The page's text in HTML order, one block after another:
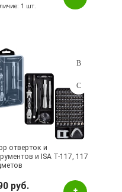
1 шт.
отверток и
и ISA T-117, 117
руб.